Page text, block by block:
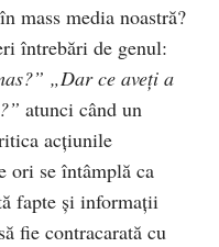
mass media noastră?
întrebări de genul:
„Dar ce aveți a
atunci când un
acțiunile
ori se întâmplă ca
fapte și informații
fie contracarată cu